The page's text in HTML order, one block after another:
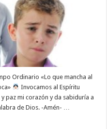
Ordinario «Lo que mancha al
Invocamos al Espíritu
paz mi corazón y da sabiduría a
de Dios. -Amén- …